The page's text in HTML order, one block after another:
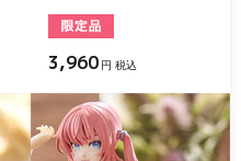
3,960 円 税込